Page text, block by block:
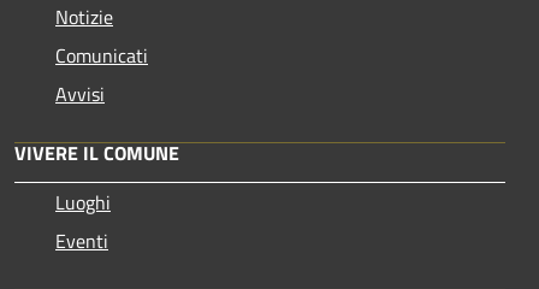
Notizie
Comunicati
Avvisi
VIVERE IL COMUNE
Luoghi
Eventi